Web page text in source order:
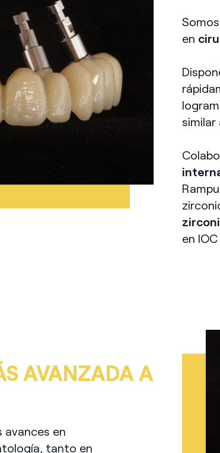
en
similar
en
AVANZADA A
avances en
tanto en